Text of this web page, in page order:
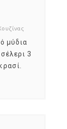
μύδια
3